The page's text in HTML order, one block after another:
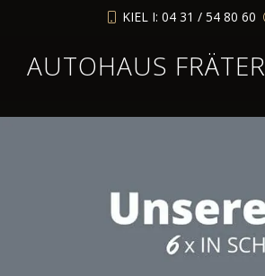
KIEL I: 04 31 / 54 80 60
AUTOHAUS FRÄTER